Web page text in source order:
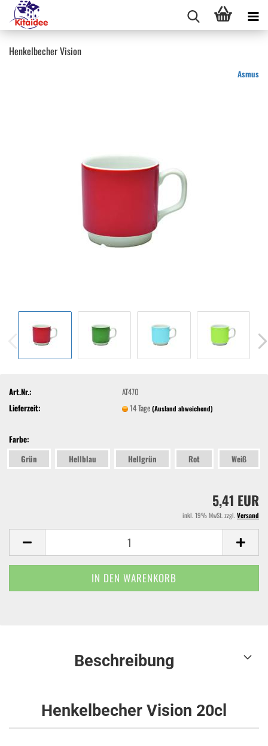
Henkelbecher Vision
Asmus
Art.Nr.:
AT470
Lieferzeit:
14 Tage(Ausland abweichend)
Farbe:
Grün
Hellblau Hellgrün Rot Weiß
5,41 EUR
inkl. 19% MwSt. zzgl.Versand
Beschreibung
Henkelbecher Vision 20cl